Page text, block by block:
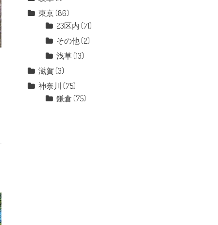
東京 (86)
23区内 (71)
その他 (2)
浅草 (13)
滋賀 (3)
神奈川 (75)
鎌倉 (75)